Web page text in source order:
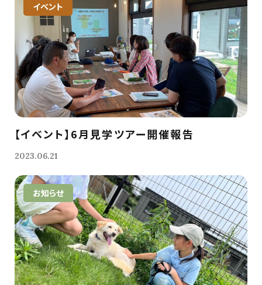
イベント
【イベント】6月見学ツアー開催報告
2023.06.21
お知らせ